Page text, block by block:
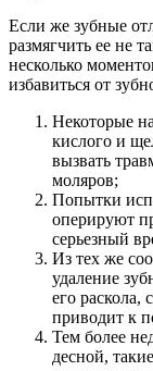
Если же зубные
размягчить ее не
несколько
избавиться от
Некоторые
кислого и
вызвать
моляров;
Попытки
оперируют
серьезный
Из тех же
удаление
его раскола,
приводит к
Тем более
десной,